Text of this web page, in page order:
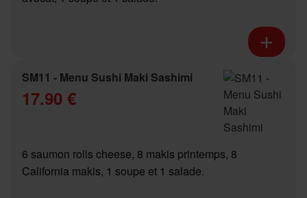
SM11 - Menu Sushi Maki Sashimi
17.90 €
6 saumon rolls cheese, 8 makis printemps, 8
California makis, 1 soupe et 1 salade.